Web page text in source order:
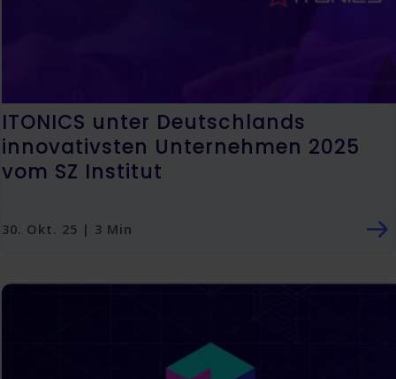
ITONICS unter Deutschlands
innovativsten Unternehmen 2025
vom SZ Institut
30. Okt. 25 | 3 Min